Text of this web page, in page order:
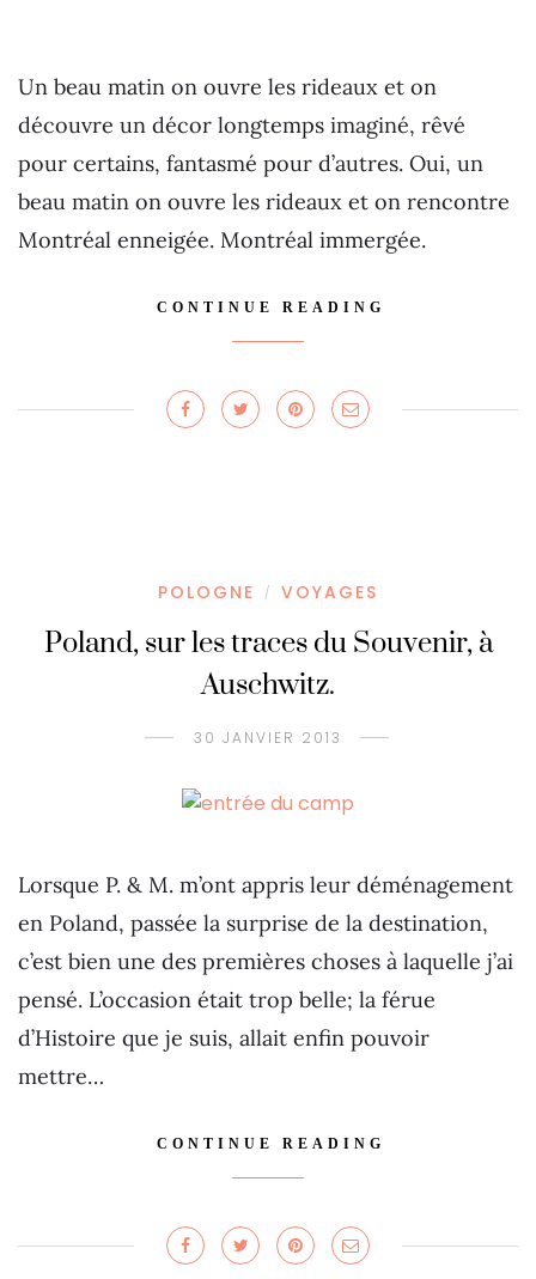
Un beau matin on ouvre les rideaux et on
découvre un décor longtemps imaginé, rêvé
pour certains, fantasmé pour d’autres. Oui, un
beau matin on ouvre les rideaux et on rencontre
Montréal enneigée. Montréal immergée.
CONTINUE READING
POLOGNE / VOYAGES
Poland, sur les traces du Souvenir, à
Auschwitz.
30 JANVIER 2013
Lorsque P. & M. m’ont appris leur déménagement
en Poland, passée la surprise de la destination,
c’est bien une des premières choses à laquelle j’ai
pensé. L’occasion était trop belle; la férue
d’Histoire que je suis, allait enfin pouvoir
mettre…
CONTINUE READING